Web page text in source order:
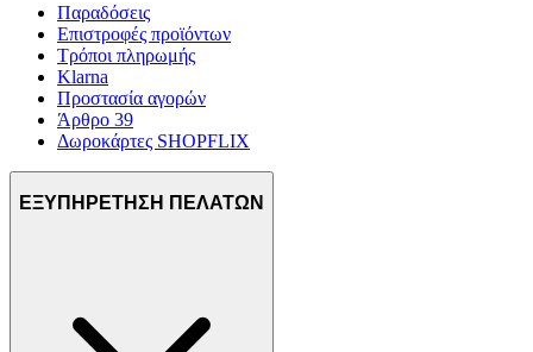
Παραδόσεις
Επιστροφές προϊόντων
Τρόποι πληρωμής
Klarna
Προστασία αγορών
Άρθρο 39
Δωροκάρτες SHOPFLIX
ΕΞΥΠΗΡΕΤΗΣΗ ΠΕΛΑΤΩΝ